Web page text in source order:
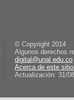
© Copyright 2014
Algunos derechos
digital@unal.edu.co
Acerca de este
Actualización: 31/